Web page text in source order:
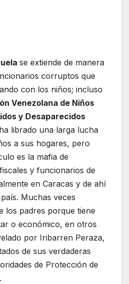
se extiende de manera
corruptos que
con los niños; incluso
Venezolana de Niños
y Desaparecidos
librado una larga lucha
a sus hogares, pero
es la mafia de
y funcionarios de
en Caracas y de ahí
Muchas veces
los padres porque tiene
o económico, en otros
por Iribarren Peraza,
de sus verdaderas
de Protección de